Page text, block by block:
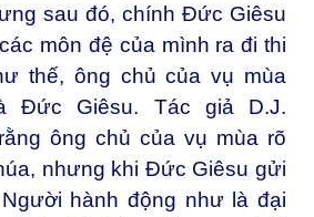
sau đó, chính Đức Giêsu
môn đệ của mình ra đi thi
thế, ông chủ của vụ mùa
Đức Giêsu. Tác giả D.J.
ông chủ của vụ mùa rõ
nhưng khi Đức Giêsu gửi
hành động như là đại